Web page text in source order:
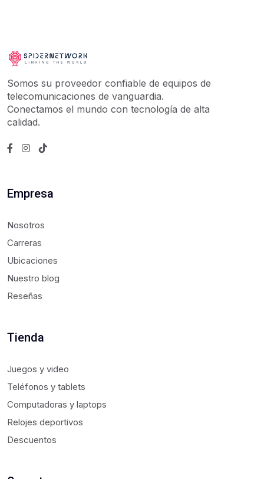
Somos su proveedor confiable de equipos de
telecomunicaciones de vanguardia.
Conectamos el mundo con tecnología de alta
calidad.
Empresa
Nosotros
Carreras
Ubicaciones
Nuestro blog
Reseñas
Tienda
Juegos y video
Teléfonos y tablets
Computadoras y laptops
Relojes deportivos
Descuentos